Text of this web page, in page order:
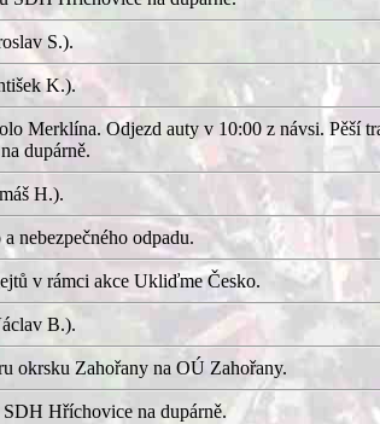
S.).
K.).
Merklína. Odjezd auty v 10:00 z návsi. Pěší
dupárně.
H.).
nebezpečného odpadu.
v rámci akce Ukliďme Česko.
B.).
okrsku Zahořany na OÚ Zahořany.
Hříchovice na dupárně.